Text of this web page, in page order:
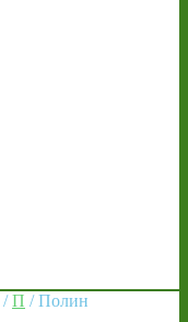
/П / Полин